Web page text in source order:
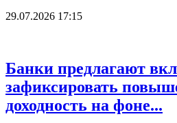
29.07.2026 17:15
Банки предлагают
зафиксировать
доходность на фоне...